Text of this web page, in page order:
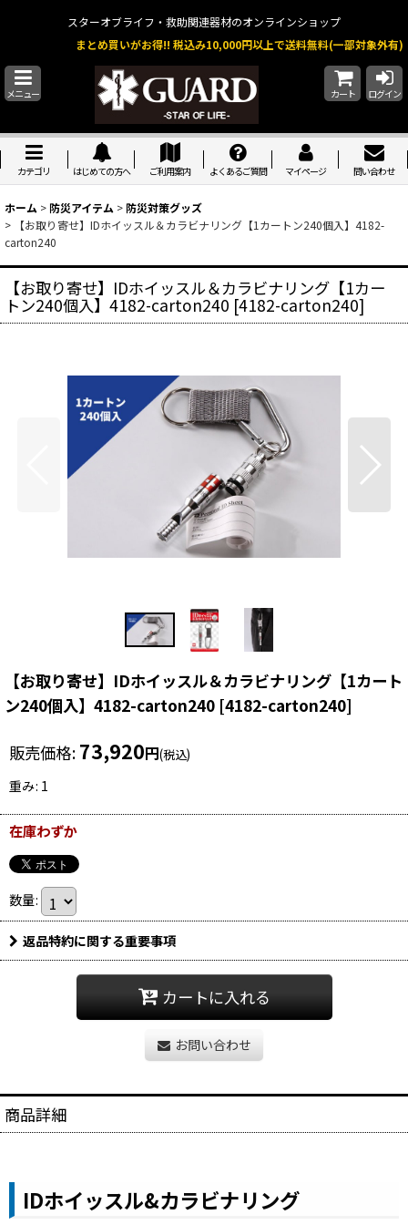
スターオブライフ・救助関連器材のオンラインショップ
まとめ買いがお得!! 税込み10,000円以上で送料無料(一部対象外有)
メニュー カート ログイン
カテゴリ はじめての方へ ご利用案内 よくあるご質問 マイページ 問い合わせ
ホーム > 防災アイテム > 防災対策グッズ
>
【お取り寄せ】IDホイッスル＆カラビナリング【1カートン240個入】4182-
carton240
【お取り寄せ】IDホイッスル＆カラビナリング【1カー
トン240個入】4182-carton240 [4182-carton240]
【お取り寄せ】IDホイッスル＆カラビナリング【1カート
ン240個入】4182-carton240 [4182-carton240]
販売価格: 73,920円(税込)
重み: 1
在庫わずか
数量:
返品特約に関する重要事項
カートに入れる
お問い合わせ
商品詳細
IDホイッスル&カラビナリング